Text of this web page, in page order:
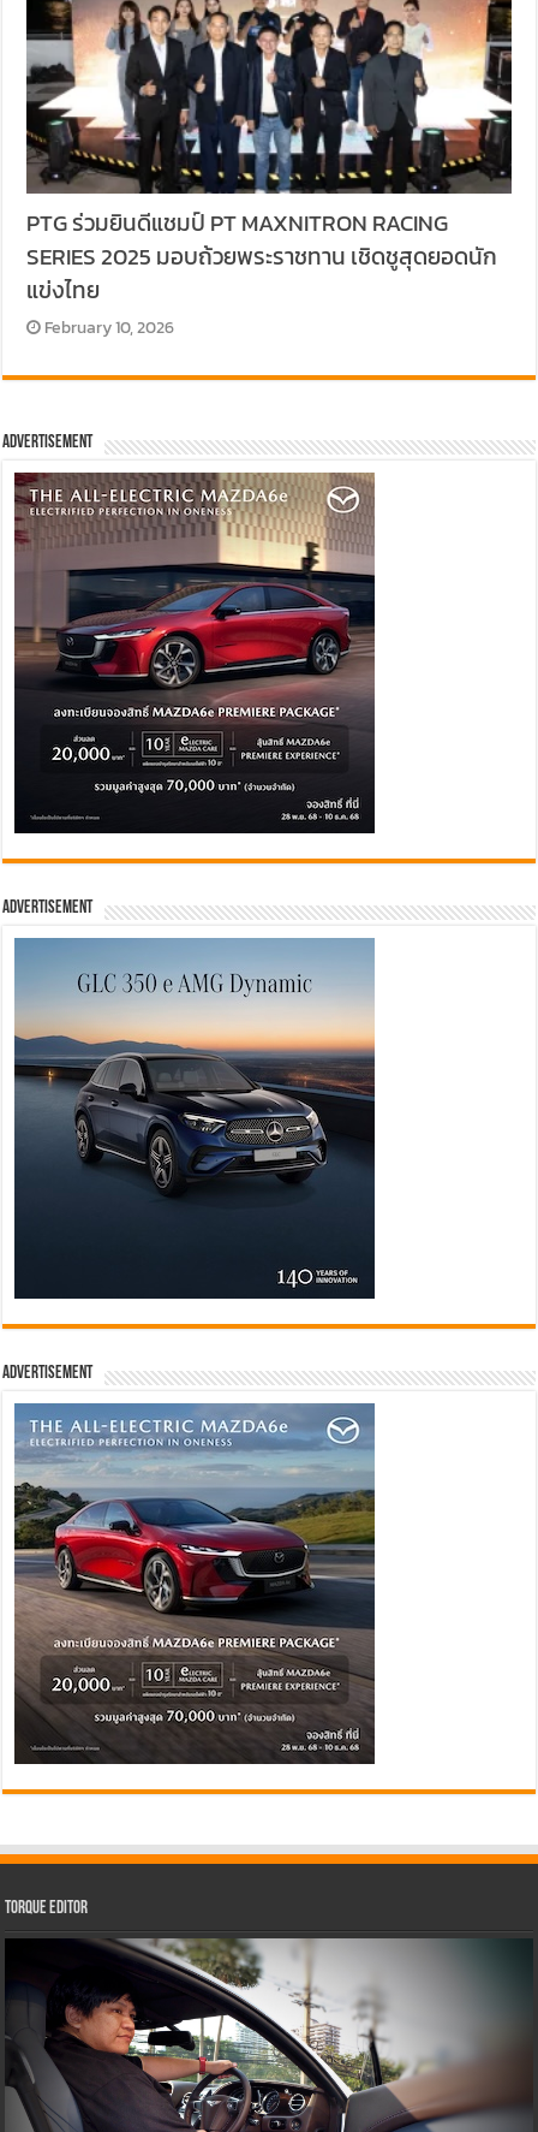
PTG ร่วมยินดีแชมป์ PT MAXNITRON RACING
SERIES 2025 มอบถ้วยพระราชทาน เชิดชูสุดยอดนัก
แข่งไทย
February 10, 2026
Advertisement
Advertisement
Advertisement
Torque Editor